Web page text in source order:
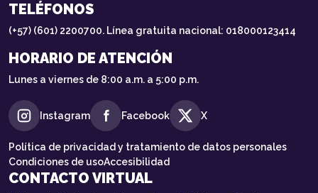
TELÉFONOS
(+57) (601) 2200700. Línea gratuita nacional: 018000123414
HORARIO DE ATENCIÓN
Lunes a viernes de 8:00 a.m. a 5:00 p.m.
Instagram Facebook X
Política de privacidad y tratamiento de datos personales
Condiciones de usoAccesibilidad
CONTACTO VIRTUAL